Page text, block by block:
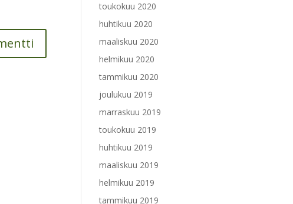
toukokuu 2020
huhtikuu 2020
maaliskuu 2020
helmikuu 2020
tammikuu 2020
joulukuu 2019
marraskuu 2019
toukokuu 2019
huhtikuu 2019
maaliskuu 2019
helmikuu 2019
tammikuu 2019